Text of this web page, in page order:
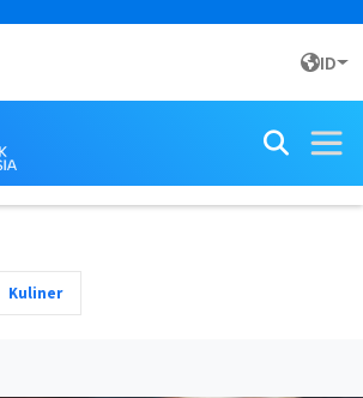
ID
Kuliner